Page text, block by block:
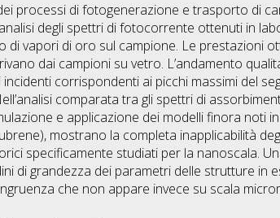
processi di fotogenerazione e trasporto di
degli spettri di fotocorrente ottenuti in
vapori di oro sul campione. Le prestazioni
dai campioni su vetro. L’andamento
corrispondenti ai picchi massimi del
comparata tra gli spettri di
e applicazione dei modelli finora noti
mostrano la completa inapplicabilità
specificamente studiati per la nanoscala.
di grandezza dei parametri delle strutture in
che non appare invece su scala